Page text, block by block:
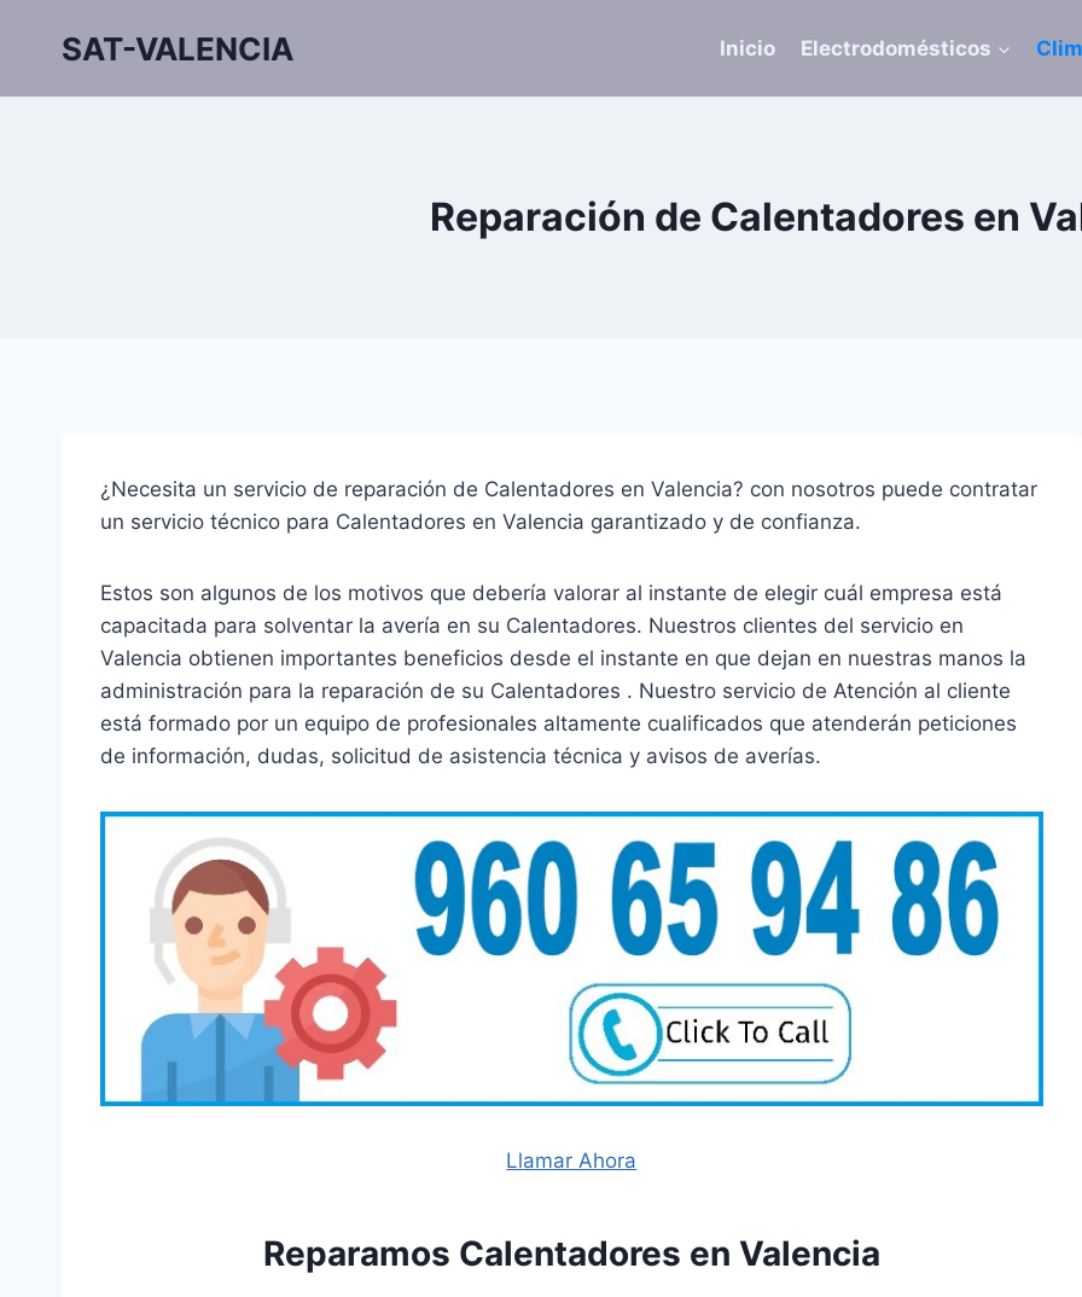
SAT-VALENCIA Inicio Electrodomésticos
Reparación de Calentadores en
¿Necesita un servicio de reparación de Calentadores en Valencia? con nosotros puede contratar
un servicio técnico para Calentadores en Valencia garantizado y de confianza.
Estos son algunos de los motivos que debería valorar al instante de elegir cuál empresa está
capacitada para solventar la avería en su Calentadores. Nuestros clientes del servicio en
Valencia obtienen importantes beneficios desde el instante en que dejan en nuestras manos la
administración para la reparación de su Calentadores . Nuestro servicio de Atención al cliente
está formado por un equipo de profesionales altamente cualificados que atenderán peticiones
de información, dudas, solicitud de asistencia técnica y avisos de averías.
Llamar Ahora
Reparamos Calentadores en Valencia